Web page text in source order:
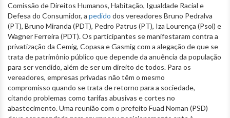
Comissão de Direitos Humanos, Habitação, Igualdade Racial e
Defesa do Consumidor, a pedido dos vereadores Bruno Pedralva
(PT), Bruno Miranda (PDT), Pedro Patrus (PT), Iza Lourença (Psol) e
Wagner Ferreira (PDT). Os participantes se manifestaram contra a
privatização da Cemig, Copasa e Gasmig com a alegação de que se
trata de patrimônio público que depende da anuência da população
para ser vendido, além de ser um direito de todos. Para os
vereadores, empresas privadas não têm o mesmo
compromisso quando se trata de retorno para a sociedade,
citando problemas como tarifas abusivas e cortes no
abastecimento. Uma reunião com o prefeito Fuad Noman (PSD)